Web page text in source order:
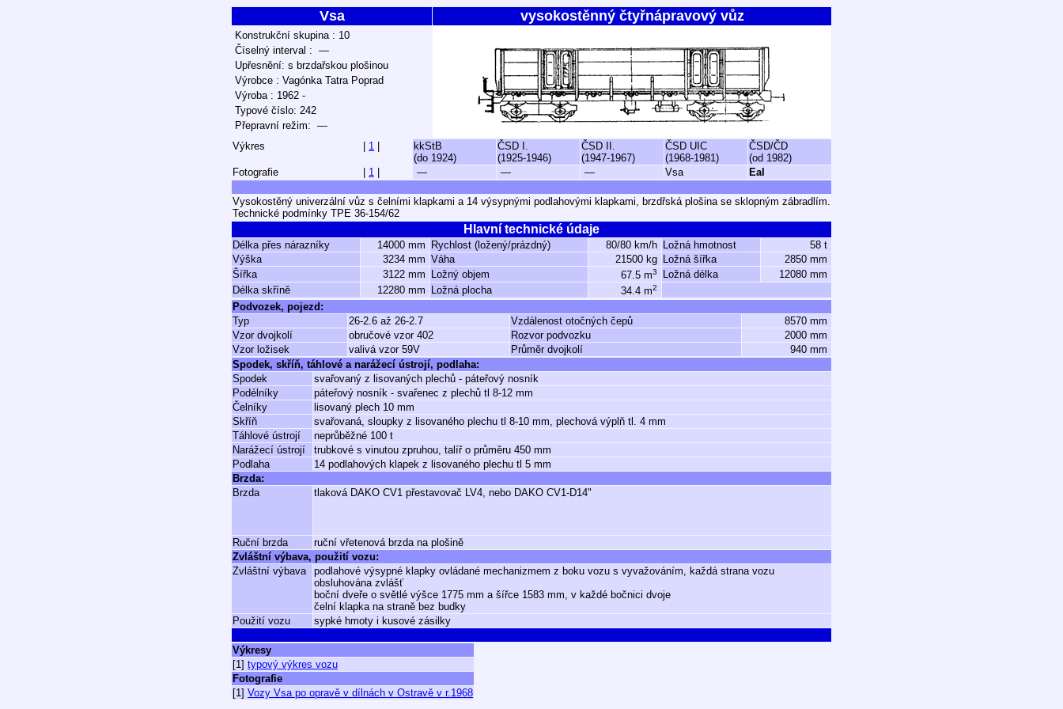
Vsa vysokostěnný čtyřnápravový vůz
Konstrukční skupina : 10
Číselný interval : —
Upřesnění: s brzdařskou plošinou
Výrobce : Vagónka Tatra Poprad
Výroba : 1962 -
Typové číslo: 242
Přepravní režim: —
Výkres
1
kkStB
(do 1924)
ČSD I.
(1925-1946)
ČSD II.
(1947-1967)
ČSD UIC
(1968-1981)
ČSD/ČD
(od 1982)
Fotografie
1 — — — Vsa Eal
Vysokostěný univerzální vůz s čelními klapkami a 14 výsypnými podlahovými klapkami, brzdřská plošina se sklopným zábradlím.
Technické podmínky TPE 36-154/62
Hlavní technické údaje
Délka přes nárazníky 14000 mm Rychlost (ložený/prázdný) 80/80 km/h Ložná hmotnost
58 t
Výška
3234 mm Váha 21500 kg Ložná šířka
2850 mm
Šířka
3122 mm Ložný objem 67.5 m3 Ložná délka
12080 mm
Délka skříně
12280 mm Ložná plocha 34.4 m2
Podvozek, pojezd:
Typ
26-2.6 až 26-2.7 Vzdálenost otočných čepů
8570 mm
Vzor dvojkolí
obručové vzor 402 Rozvor podvozku
2000 mm
Vzor ložisek
valivá vzor 59V Průměr dvojkolí
940 mm
Spodek, skříň, táhlové a narážecí ústrojí, podlaha:
Spodek
svařovaný z lisovaných plechů - páteřový nosník
Podélníky
páteřový nosník - svařenec z plechů tl 8-12 mm
Čelníky
lisovaný plech 10 mm
Skříň
svařovaná, sloupky z lisovaného plechu tl 8-10 mm, plechová výplň tl. 4 mm
Táhlové ústrojí
neprůběžné 100 t
Narážecí ústrojí
trubkové s vinutou zpruhou, talíř o průměru 450 mm
Podlaha
14 podlahových klapek z lisovaného plechu tl 5 mm
Brzda:
Brzda
tlaková DAKO CV1 přestavovač LV4, nebo DAKO CV1-D14"
Ruční brzda
ruční vřetenová brzda na plošině
Zvláštní výbava, použití vozu:
Zvláštní výbava
podlahové výsypné klapky ovládané mechanizmem z boku vozu s vyvažováním, každá strana vozu
obsluhována zvlášť
boční dveře o světlé výšce 1775 mm a šířce 1583 mm, v každé bočnici dvoje
čelní klapka na straně bez budky
Použití vozu
sypké hmoty i kusové zásilky
Výkresy
[1] typový výkres vozu
Fotografie
[1] Vozy Vsa po opravě v dílnách v Ostravě v r.1968